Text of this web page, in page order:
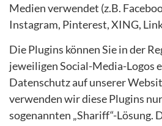
Medien verwendet (z.B.
Instagram, Pinterest, XING,
Die Plugins können Sie in der
jeweiligen Social-Media-Logos
Datenschutz auf unserer
verwenden wir diese Plugins
sogenannten „Shariff“-Lösung.